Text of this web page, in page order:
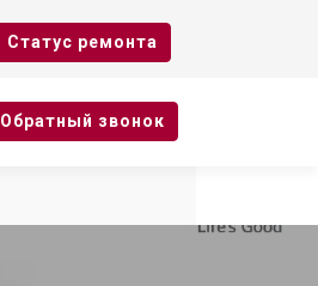
Cтатус ремонта
Oбратный звонок